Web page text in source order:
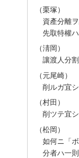
（栗塚）
資產分離
先取特權
（淸岡）
讓渡人分
（元尾崎）
削ルガ宜
（村田）
削ツテ宜
（松岡）
如何ニ「
分者ハ一